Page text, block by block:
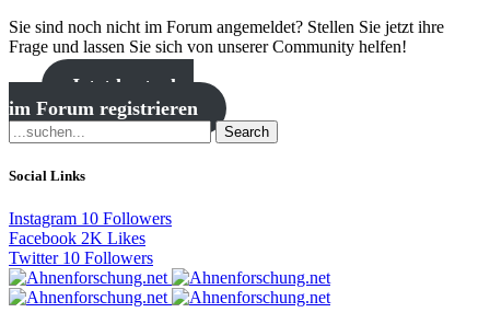
Sie sind noch nicht im Forum angemeldet? Stellen Sie jetzt ihre
Frage und lassen Sie sich von unserer Community helfen!
Jetzt kostenlos
im Forum registrieren
Search
Social Links
Instagram 10 Followers
Facebook 2K Likes
Twitter 10 Followers